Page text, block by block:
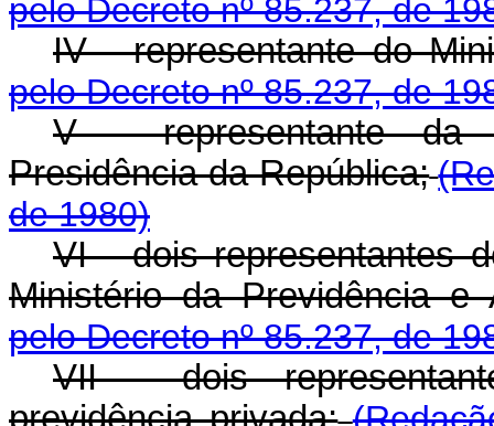
pelo Decreto nº 85.237, de
IV - representante do
pelo Decreto nº 85.237, de
V - representante da
Presidência da República;
de 1980)
VI - dois representantes
Ministério da Previdência e
pelo Decreto nº 85.237, de
VII - dois